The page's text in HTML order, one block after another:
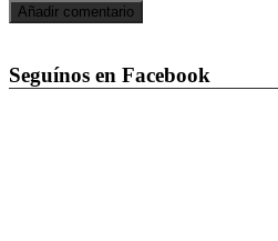
Seguínos en Facebook